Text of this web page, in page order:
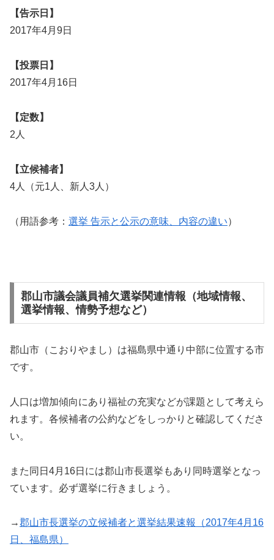
【告示日】
2017年4月9日
【投票日】
2017年4月16日
【定数】
2人
【立候補者】
4人（元1人、新人3人）
（用語参考： 選挙 告示と公示の意味、内容の違い）
郡山市議会議員補欠選挙関連情報（地域情報、
選挙情報、情勢予想など）
郡山市（こおりやまし）は福島県中通り中部に位置する市
です。
人口は増加傾向にあり福祉の充実などが課題として考えら
れます。各候補者の公約などをしっかりと確認してくださ
い。
また同日4月16日には郡山市長選挙もあり同時選挙となっ
ています。必ず選挙に行きましょう。
→郡山市長選挙の立候補者と選挙結果速報（2017年4月16
日、福島県）